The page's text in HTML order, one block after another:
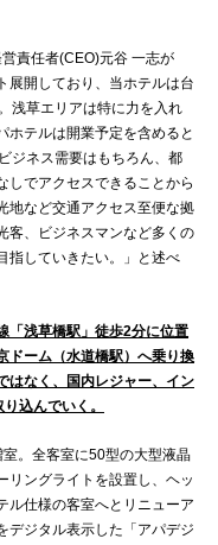
責任者(CEO)元谷 一志が
展開しており、当ホテルは台
浅草エリアは特に力を入れ
ホテルは開業予定を含めると
ジネス需要はもちろん、都
しでアクセスできることから
地など交通アクセス至便な拠
客、ビジネスマンなど多くの
指していきたい。」と述べ
「浅草橋駅」徒歩2分に位置
ドーム（水道橋駅）へ乗り換
はなく、国内レジャー、イン
込んでいく。
。全客室に50型の大型液晶
リングライトを設置し、ヘッ
ル仕様の客室へとリニューア
デジタル表示した「アパデジ